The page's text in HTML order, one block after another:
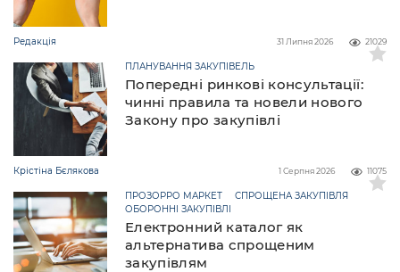
Редакція 21029
31 Липня 2026
Попередні ринкові консультації:
чинні правила та новели нового
Закону про закупівлі
ПЛАНУВАННЯ ЗАКУПІВЕЛЬ
Крістіна Бєлякова 11075
1 Серпня 2026
Електронний каталог як
альтернатива спрощеним
закупівлям
ПРОЗОРРО МАРКЕТ
СПРОЩЕНА ЗАКУПІВЛЯ
ОБОРОННІ ЗАКУПІВЛІ